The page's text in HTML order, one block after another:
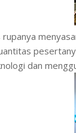
dan